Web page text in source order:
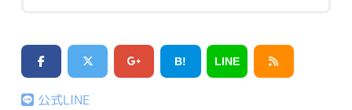
B! LINE
公式LINE